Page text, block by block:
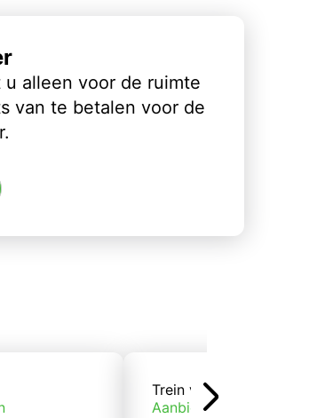
alleen voor de ruimte
van te betalen voor de
Trein vracht
Aanbiedingen krijgen